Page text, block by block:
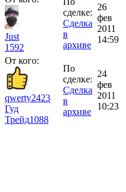
Just
1592
сделке:
Сделка
в
архиве
26
фев
2011
14:59
От кого:
qwerty2423
Гуд
Трейд1088
По
сделке:
Сделка
в
архиве
24
фев
2011
10:23